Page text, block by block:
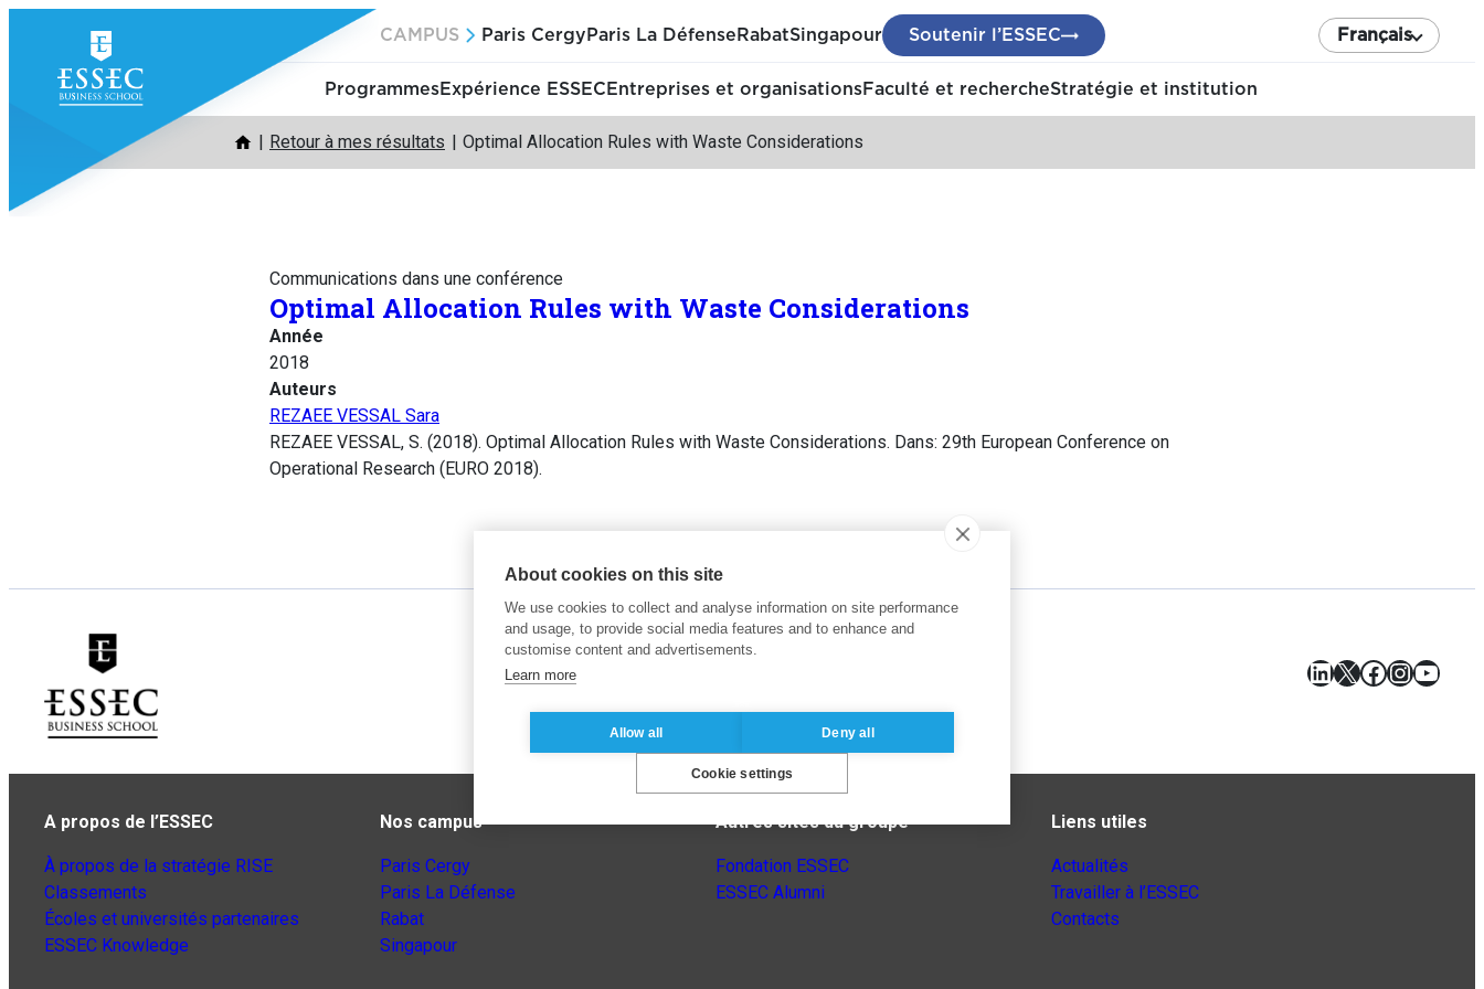
contenu
CAMPUS Paris Cergy Paris La Défense RabatSingapour Soutenir l’ESSEC Français
ProgrammesExpérience ESSEC Entreprises et organisationsFaculté et rechercheStratégie et institution
Retour à mes résultats Optimal Allocation Rules with Waste Considerations
Communications dans une conférence
Optimal Allocation Rules with Waste Considerations
Année
2018
Auteurs
REZAEE VESSAL Sara
REZAEE VESSAL, S. (2018). Optimal Allocation Rules with Waste Considerations. Dans: 29th European Conference on
Operational Research (EURO 2018).
LinkedIn
X Facebook
A propos de l’ESSEC
À propos de la stratégie RISE
Classements
Écoles et universités partenaires
ESSEC Knowledge
Nos campus
Paris Cergy
Paris La Défense
Rabat
Singapour
Autres sites du groupe
Fondation ESSEC
ESSEC Alumni
Liens utiles
Actualités
Travailler à l’ESSEC
Contacts
About cookies on this site
We use cookies to collect and analyse information on site performance
and usage, to provide social media features and to enhance and
customise content and advertisements.
Learn more
Allow all Deny all
Cookie settings